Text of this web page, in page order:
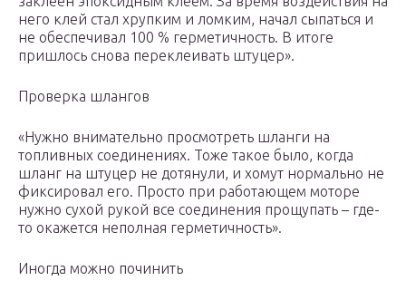
него клей стал хрупким и ломким, начал сыпаться и
не обеспечивал 100 % герметичность. В итоге
пришлось снова переклеивать штуцер».
Проверка шлангов
«Нужно внимательно просмотреть шланги на
топливных соединениях. Тоже такое было, когда
шланг на штуцер не дотянули, и хомут нормально не
фиксировал его. Просто при работающем моторе
нужно сухой рукой все соединения прощупать – где-
то окажется неполная герметичность».
Иногда можно починить